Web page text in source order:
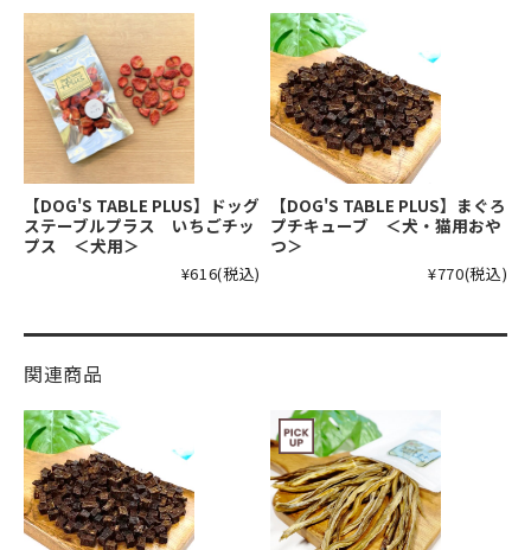
【DOG'S TABLE PLUS】ドッグ
ステーブルプラス いちごチッ
プス ＜犬用＞
¥616(税込)
【DOG'S TABLE PLUS】まぐろ
プチキューブ ＜犬・猫用おや
つ＞
¥770(税込)
関連商品